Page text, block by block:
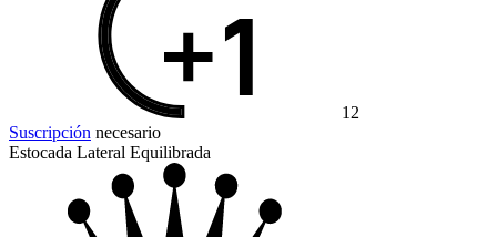
12
Suscripción necesario
Estocada Lateral Equilibrada